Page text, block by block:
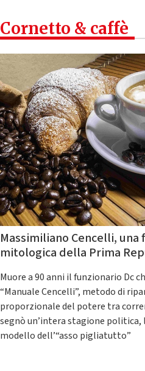
Cornetto & caffè
Massimiliano Cencelli, una
mitologica della Prima
Muore a 90 anni il funzionario Dc
“Manuale Cencelli”, metodo di
proporzionale del potere tra
segnò un’intera stagione politica,
modello dell’“asso pigliatutto”